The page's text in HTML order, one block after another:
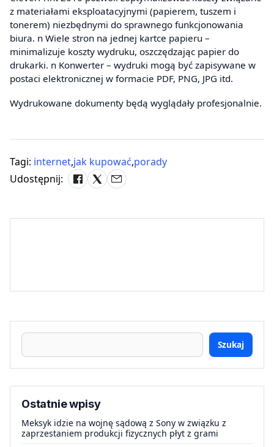
z materiałami eksploatacyjnymi (papierem, tuszem i
tonerem) niezbędnymi do sprawnego funkcjonowania
biura. n Wiele stron na jednej kartce papieru –
minimalizuje koszty wydruku, oszczędzając papier do
drukarki. n Konwerter – wydruki mogą być zapisywane w
postaci elektronicznej w formacie PDF, PNG, JPG itd.
Wydrukowane dokumenty będą wyglądały profesjonalnie.
Tagi: internet,jak kupować,porady
Udostępnij:
Szukaj
Ostatnie wpisy
Meksyk idzie na wojnę sądową z Sony w związku z
zaprzestaniem produkcji fizycznych płyt z grami